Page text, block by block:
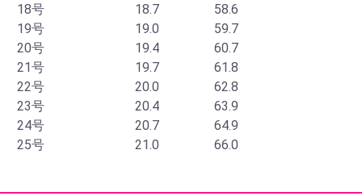
18号
18.7
58.6
19号
19.0
59.7
20号
19.4
60.7
21号
19.7
61.8
22号
20.0
62.8
23号
20.4
63.9
24号
20.7
64.9
25号
21.0 66.0